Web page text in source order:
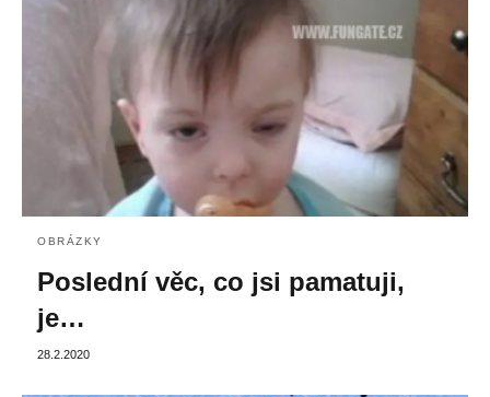
OBRÁZKY
Poslední věc, co jsi pamatuji,
je…
28.2.2020